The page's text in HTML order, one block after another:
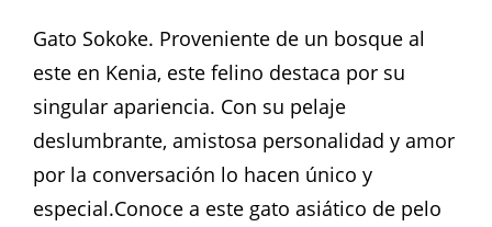
Gato Sokoke. Proveniente de un bosque al
este en Kenia, este felino destaca por su
singular apariencia. Con su pelaje
deslumbrante, amistosa personalidad y amor
por la conversación lo hacen único y
especial.Conoce a este gato asiático de pelo